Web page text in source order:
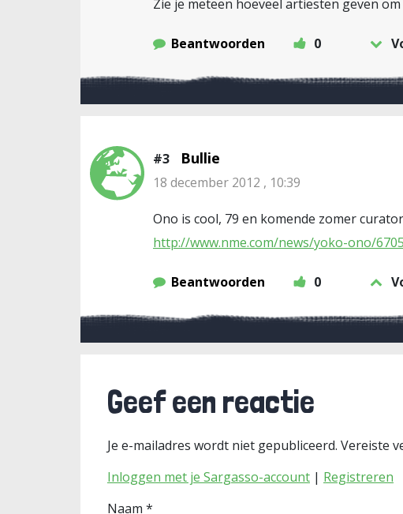
Zie je meteen hoeveel artiesten geven
Beantwoorden 0
#3 Bullie
18 december 2012 , 10:39
Ono is cool, 79 en komende zomer
http://www.nme.com/news/yoko-ono/
Beantwoorden 0
Geef een reactie
Je e-mailadres wordt niet gepubliceerd. Vereiste
Inloggen met je Sargasso-account | Registreren
Naam *